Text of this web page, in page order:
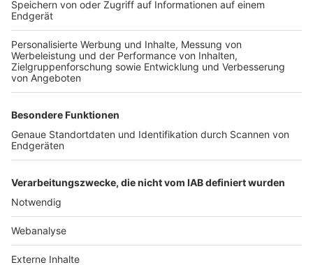
TOP-VEREINE
TOP-PARTNER
Nutzungsbedingungen Datenschutz Impressum